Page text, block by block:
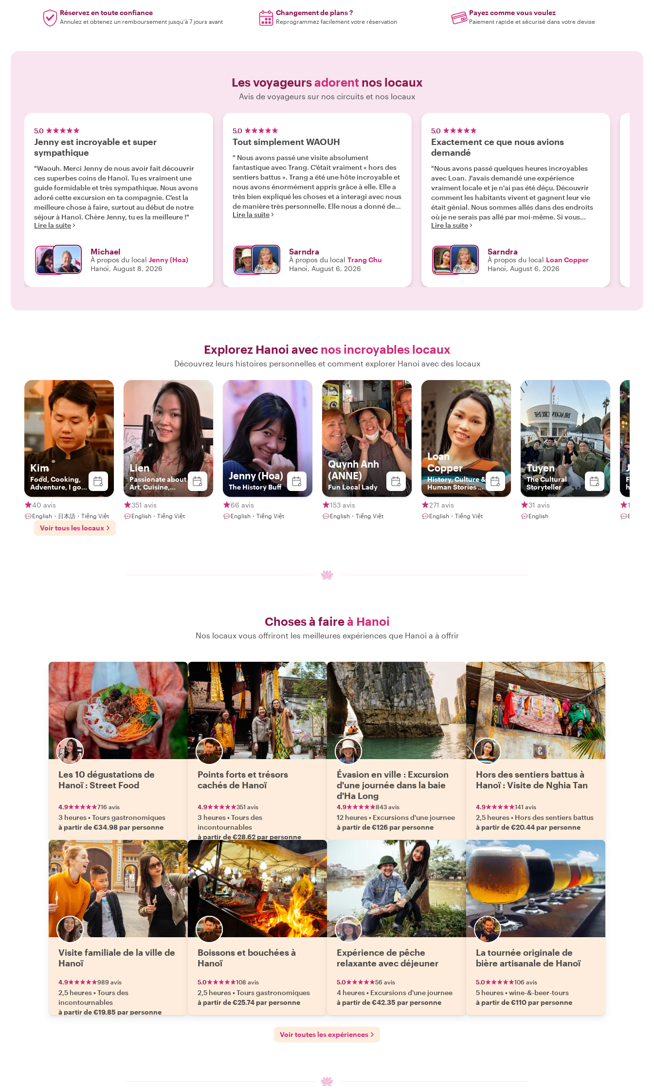
Réservez en toute confiance
Annulez et obtenez un remboursement jusqu'à 7 jours avant
Changement de plans ?
Reprogrammez facilement votre réservation
Payez comme vous voulez
Paiement rapide et sécurisé dans votre devise
Les voyageursadorentnos locaux
Avis de voyageurs sur nos circuits et nos locaux
5.0
Jenny est incroyable et super
sympathique
"Waouh. Merci Jenny de nous avoir fait découvrir
ces superbes coins de Hanoï. Tu es vraiment une
guide formidable et très sympathique. Nous avons
adoré cette excursion en ta compagnie. C'est la
meilleure chose à faire, surtout au début de notre
séjour à Hanoï. Chère Jenny, tu es la meilleure !"
Lire la suite
Michael
À propos du local Jenny (Hoa)
Hanoi, August 8, 2026
5.0
Tout simplement WAOUH
" Nous avons passé une visite absolument
fantastique avec Trang. C'était vraiment « hors des
sentiers battus ». Trang a été une hôte incroyable et
nous avons énormément appris grâce à elle. Elle a
très bien expliqué les choses et a interagi avec nous
de manière très personnelle. Elle nous a donné des
recommandations et c'était tout simplement une
Lire la suite
Sarndra
À propos du local Trang Chu
Hanoi, August 6, 2026
5.0
Exactement ce que nous avions
demandé
"Nous avons passé quelques heures incroyables
avec Loan. J'avais demandé une expérience
vraiment locale et je n'ai pas été déçu. Découvrir
comment les habitants vivent et gagnent leur vie
était génial. Nous sommes allés dans des endroits
où je ne serais pas allé par moi-même. Si vous
voulez une expérience authentique, vous l'aurez
Lire la suite
Sarndra
À propos du local Loan Copper
Hanoi, August 6, 2026
Explorez Hanoi avec nos incroyables locaux
Découvrez leurs histoires personnelles et comment explorer Hanoi avec des locaux
Kim
Food, Cooking,
Adventure, I got
you!
40 avis
English・日本語・Tiếng Việt
Lien
Passionate about
Art, Cuisine,
Animals &
Adventure
351 avis
English・Tiếng Việt
Jenny (Hoa)
The History Buff
66 avis
English・Tiếng Việt
Quynh Anh
(ANNE)
Fun Local Lady
153 avis
English・Tiếng Việt
Loan
Copper
History, Culture &
Human Stories of
Vietnam
271 avis
English・Tiếng Việt
Tuyen
The Cultural
Storyteller
31 avis
English
happy!
1 avis
English
Voir tous les locaux
Choses à faireà Hanoi
Nos locaux vous offriront les meilleures expériences que Hanoi a à offrir
Les 10 dégustations de
Hanoï : Street Food
4.9 716 avis
3 heures•Tours gastronomiques
à partir de €34.98 par personne
Points forts et trésors
cachés de Hanoï
4.9 351 avis
3 heures•Tours des
incontournables
à partir de €28.62 par personne
Évasion en ville : Excursion
d'une journée dans la baie
d'Ha Long
4.9 843 avis
12 heures• Excursions d'une journee
à partir de €126 par personne
Hors des sentiers battus à
Hanoï : Visite de Nghia Tan
4.9 141 avis
2,5 heures• Hors des sentiers battus
à partir de €20.44 par personne
Visite familiale de la ville de
Hanoï
4.9 989 avis
2,5 heures•Tours des
incontournables
à partir de €19.85 par personne
Boissons et bouchées à
Hanoï
5.0 108 avis
2,5 heures•Tours gastronomiques
à partir de €25.74 par personne
Expérience de pêche
relaxante avec déjeuner
5.0 56 avis
4 heures• Excursions d'une journee
à partir de €42.35 par personne
La tournée originale de
bière artisanale de Hanoï
5.0 106 avis
5 heures•wine-&-beer-tours
à partir de €110 par personne
Voir toutes les expériences